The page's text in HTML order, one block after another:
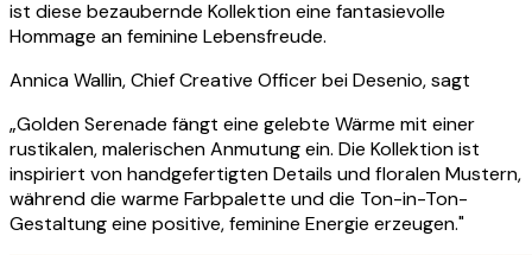
ist diese bezaubernde Kollektion eine fantasievolle
Hommage an feminine Lebensfreude.
Annica Wallin, Chief Creative Officer bei Desenio, sagt
„Golden Serenade fängt eine gelebte Wärme mit einer
rustikalen, malerischen Anmutung ein. Die Kollektion ist
inspiriert von handgefertigten Details und floralen Mustern,
während die warme Farbpalette und die Ton-in-Ton-
Gestaltung eine positive, feminine Energie erzeugen."